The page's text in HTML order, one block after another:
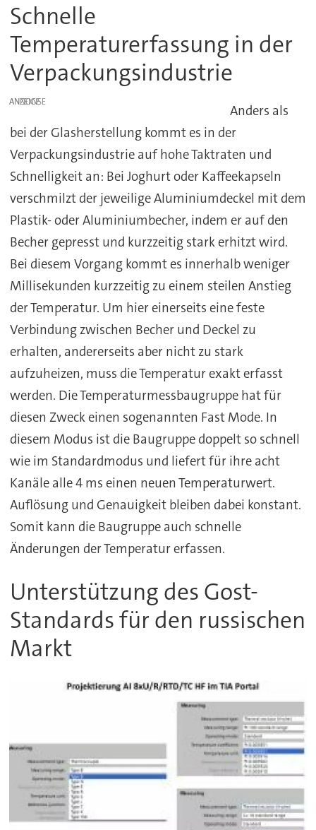
Schnelle
Temperaturerfassung in der
Verpackungsindustrie
ANZEIGE
Anders als
bei der Glasherstellung kommt es in der
Verpackungsindustrie auf hohe Taktraten und
Schnelligkeit an: Bei Joghurt oder Kaffeekapseln
verschmilzt der jeweilige Aluminiumdeckel mit dem
Plastik- oder Aluminiumbecher, indem er auf den
Becher gepresst und kurzzeitig stark erhitzt wird.
Bei diesem Vorgang kommt es innerhalb weniger
Millisekunden kurzzeitig zu einem steilen Anstieg
der Temperatur. Um hier einerseits eine feste
Verbindung zwischen Becher und Deckel zu
erhalten, andererseits aber nicht zu stark
aufzuheizen, muss die Temperatur exakt erfasst
werden. Die Temperaturmessbaugruppe hat für
diesen Zweck einen sogenannten Fast Mode. In
diesem Modus ist die Baugruppe doppelt so schnell
wie im Standardmodus und liefert für ihre acht
Kanäle alle 4 ms einen neuen Temperaturwert.
Auflösung und Genauigkeit bleiben dabei konstant.
Somit kann die Baugruppe auch schnelle
Änderungen der Temperatur erfassen.
Unterstützung des Gost-
Standards für den russischen
Markt